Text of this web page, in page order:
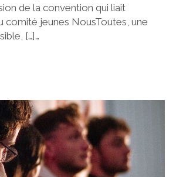
de la convention qui liait
comité jeunes NousToutes, une
[…]…